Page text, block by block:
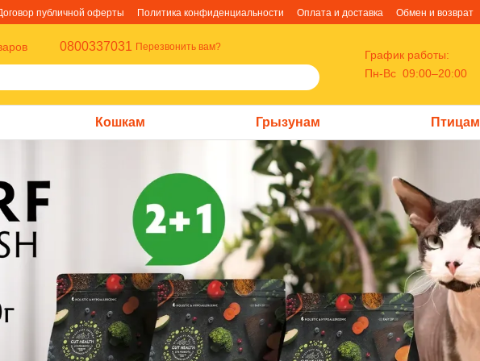
публичной оферты Политика конфиденциальности Оплата и доставка Обмен и возврат
0800337031 Перезвонить вам?
График работы:
Пн-Вс 09:00–20:00
Кошкам Грызунам Птицам